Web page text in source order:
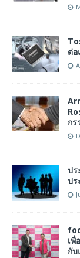
ต่อ
กร
ปร
ปร
เ
กั